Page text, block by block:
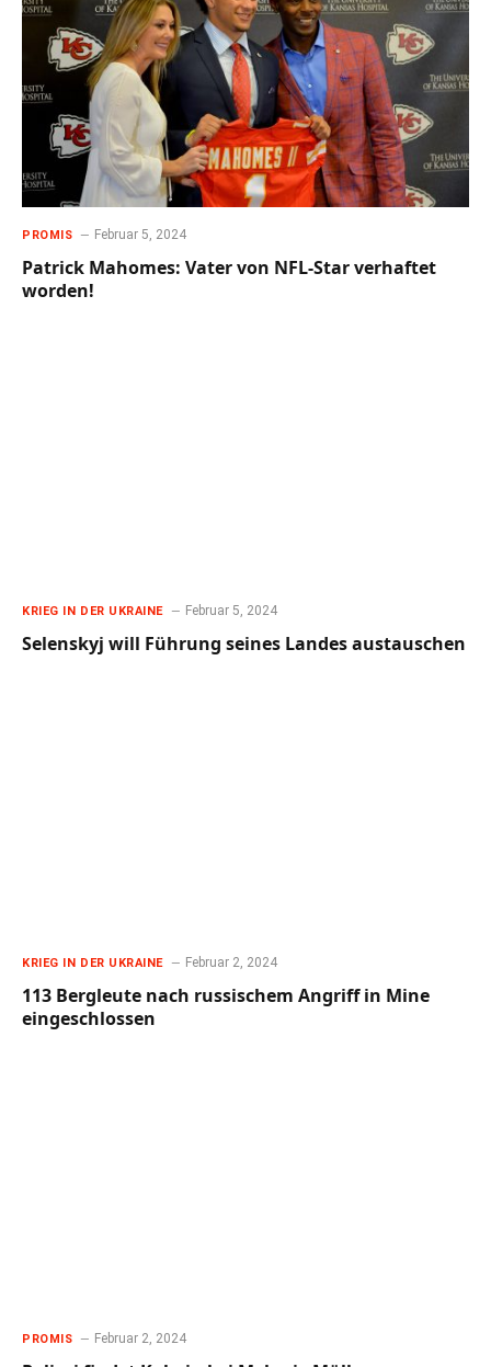
PROMIS Februar 5, 2024
Patrick Mahomes: Vater von NFL-Star verhaftet
worden!
KRIEG IN DER UKRAINE Februar 5, 2024
Selenskyj will Führung seines Landes austauschen
KRIEG IN DER UKRAINE Februar 2, 2024
113 Bergleute nach russischem Angriff in Mine
eingeschlossen
PROMIS Februar 2, 2024